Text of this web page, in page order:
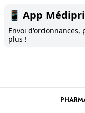
📱 App
Envoi d'ordonnances,
plus !